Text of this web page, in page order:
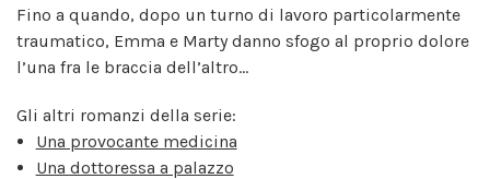
Fino a quando, dopo un turno di lavoro particolarmente
traumatico, Emma e Marty danno sfogo al proprio dolore
l’una fra le braccia dell’altro...
Gli altri romanzi della serie:
Una provocante medicina
Una dottoressa a palazzo